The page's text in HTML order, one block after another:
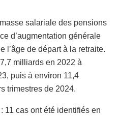
salariale des pensions
d’augmentation générale
l’âge de départ à la retraite.
milliards en 2022 à
puis à environ 11,4
trimestres de 2024.
11 cas ont été identifiés en